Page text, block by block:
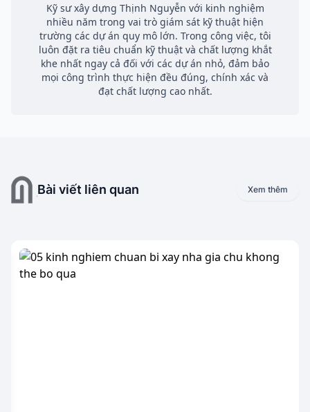
Kỹ sư xây dựng Thịnh Nguyễn với kinh nghiệm
nhiều năm trong vai trò giám sát kỹ thuật hiện
trường các dự án quy mô lớn. Trong công việc, tôi
luôn đặt ra tiêu chuẩn kỹ thuật và chất lượng khắt
khe nhất ngay cả đối với các dự án nhỏ, đảm bảo
mọi công trình thực hiện đều đúng, chính xác và
đạt chất lượng cao nhất.
Bài viết liên quan Xem thêm